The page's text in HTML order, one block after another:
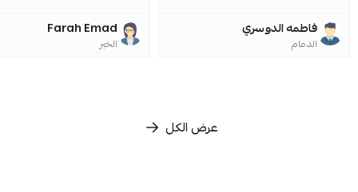
فاطمه الدوسري
الدمام
Farah Emad
الخبر
عرض الكل